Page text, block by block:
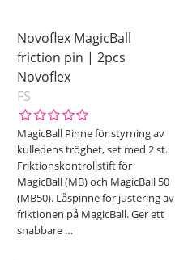
Novoflex MagicBall
friction pin | 2pcs
Novoflex
FS
MagicBall Pinne för styrning av
kulledens tröghet, set med 2 st.
Friktionskontrollstift för
MagicBall (MB) och MagicBall 50
(MB50). Låspinne för justering av
friktionen på MagicBall. Ger ett
snabbare …